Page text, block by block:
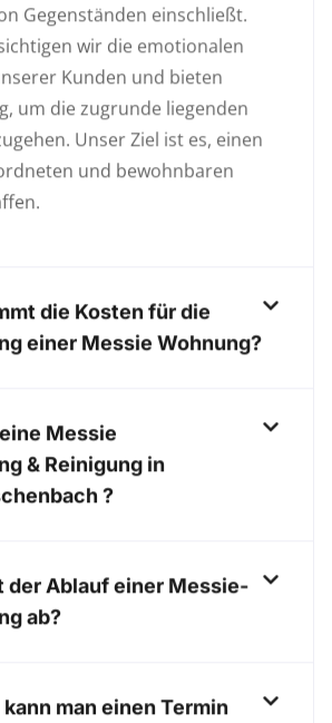
Gegenständen einschließt.
wir die emotionalen
Kunden und bieten
um die zugrunde liegenden
Unser Ziel ist es, einen
und bewohnbaren
die Kosten für die
einer Messie Wohnung?
Messie
& Reinigung in
?
der Ablauf einer Messie-
ab?
man einen Termin